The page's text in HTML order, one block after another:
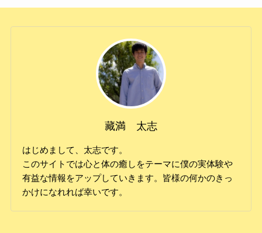
藏満 太志
はじめまして、太志です。
このサイトでは心と体の癒しをテーマに僕の実体験や
有益な情報をアップしていきます。皆様の何かのきっ
かけになれれば幸いです。